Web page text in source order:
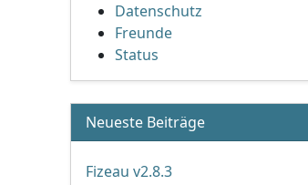
Datenschutz
Freunde
Status
Neueste Beiträge
Fizeau v2.8.3